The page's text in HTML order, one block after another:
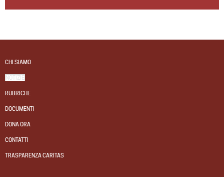
CHI SIAMO
NOTIZIE
RUBRICHE
DOCUMENTI
DONA ORA
CONTATTI
TRASPARENZA CARITAS